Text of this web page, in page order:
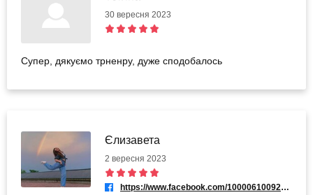
30 вересня 2023
Супер, дякуємо трненру, дуже сподобалось
Єлизавета
2 вересня 2023
https://www.facebook.com/100006100920456